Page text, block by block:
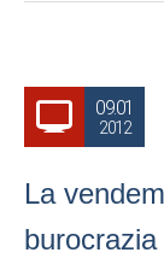
09.01
2012
La
burocrazia